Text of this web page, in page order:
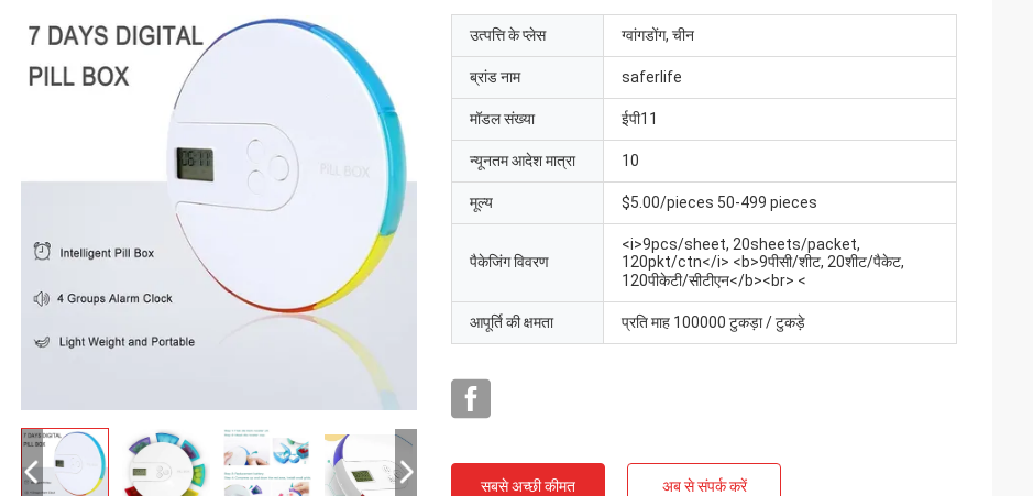
उत्पत्ति के प्लेस ग्वांगडोंग, चीन
ब्रांड नाम saferlife
मॉडल संख्या ईपी11
न्यूनतम आदेश मात्रा 10
मूल्य $5.00/pieces 50-499 pieces
पैकेजिंग विवरण
<i>9pcs/sheet, 20sheets/packet,
120pkt/ctn</i> <b>9पीसी/शीट, 20शीट/पैकेट,
120पीकेटी/सीटीएन</b><br> <
आपूर्ति की क्षमता प्रति माह 100000 टुकड़ा / टुकड़े
सबसे अच्छी कीमत अब से संपर्क करें